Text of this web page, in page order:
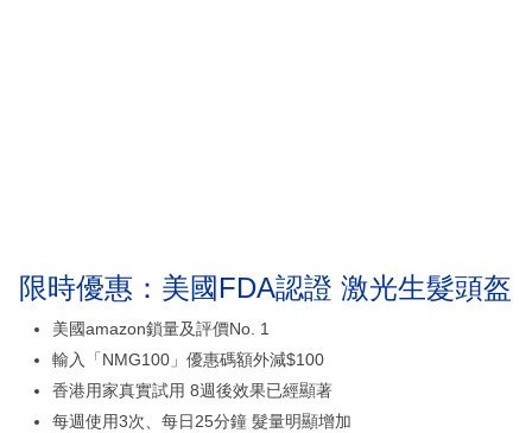
限時優惠：美國FDA認證 激光生髮頭盔
美國amazon鎖量及評價No. 1
輸入「NMG100」優惠碼額外減$100
香港用家真實試用 8週後效果已經顯著
每週使用3次、每日25分鐘 髮量明顯增加